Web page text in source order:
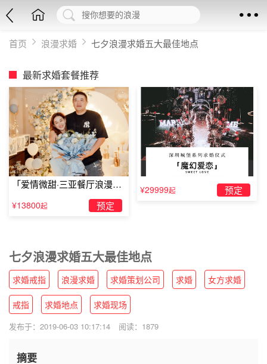
首页 浪漫求婚 七夕浪漫求婚五大最佳地点
最新求婚套餐推荐
「爱情微甜·三亚餐厅浪漫求
婚」
¥13800起 预定
¥29999起 预定
七夕浪漫求婚五大最佳地点
求婚戒指 浪漫求婚 求婚策划公司 求婚 女方求婚
戒指 求婚地点 求婚现场
发布于：2019-06-03 10:17:14 阅读：1879
摘要